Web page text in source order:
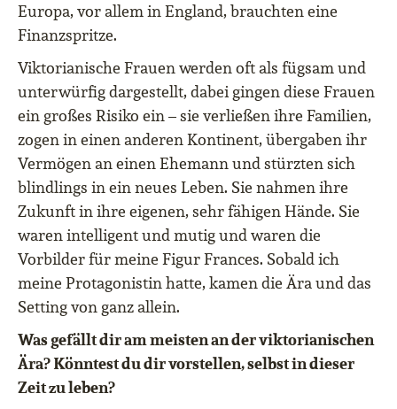
Europa, vor allem in England, brauchten eine
Finanzspritze.
Viktorianische Frauen werden oft als fügsam und
unterwürfig dargestellt, dabei gingen diese Frauen
ein großes Risiko ein – sie verließen ihre Familien,
zogen in einen anderen Kontinent, übergaben ihr
Vermögen an einen Ehemann und stürzten sich
blindlings in ein neues Leben. Sie nahmen ihre
Zukunft in ihre eigenen, sehr fähigen Hände. Sie
waren intelligent und mutig und waren die
Vorbilder für meine Figur Frances. Sobald ich
meine Protagonistin hatte, kamen die Ära und das
Setting von ganz allein.
Was gefällt dir am meisten an der viktorianischen
Ära? Könntest du dir vorstellen, selbst in dieser
Zeit zu leben?